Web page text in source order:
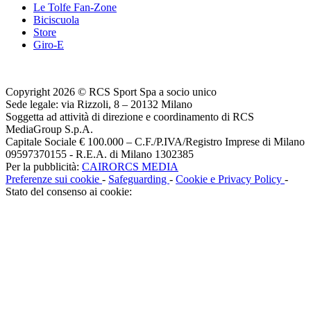
Le Tolfe Fan-Zone
Biciscuola
Store
Giro-E
Copyright 2026 © RCS Sport Spa a socio unico
Sede legale: via Rizzoli, 8 – 20132 Milano
Soggetta ad attività di direzione e coordinamento di RCS
MediaGroup S.p.A.
Capitale Sociale € 100.000 – C.F./P.IVA/Registro Imprese di Milano
09597370155 - R.E.A. di Milano 1302385
Per la pubblicità: CAIRORCS MEDIA
Preferenze sui cookie - Safeguarding - Cookie e Privacy Policy -
Stato del consenso ai cookie: